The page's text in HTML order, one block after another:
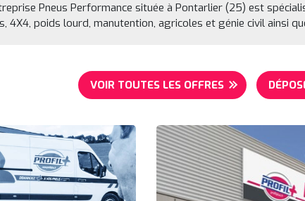
Pneus Performance située à Pontarlier (25) est
4X4, poids lourd, manutention, agricoles et génie civil ainsi
VOIR TOUTES LES OFFRES